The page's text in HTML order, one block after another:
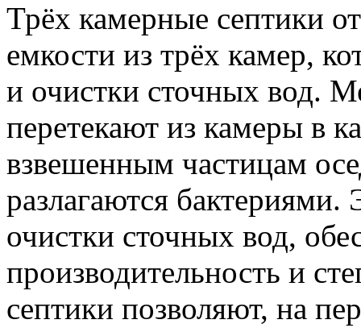
Трёх камерные септики
емкости из трёх камер,
и очистки сточных вод.
перетекают из камеры в
взвешенным частицам
разлагаются бактериями.
очистки сточных вод,
производительность и
септики позволяют, на